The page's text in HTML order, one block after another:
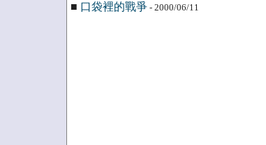
■ 口袋裡的戰爭- 2000/06/11